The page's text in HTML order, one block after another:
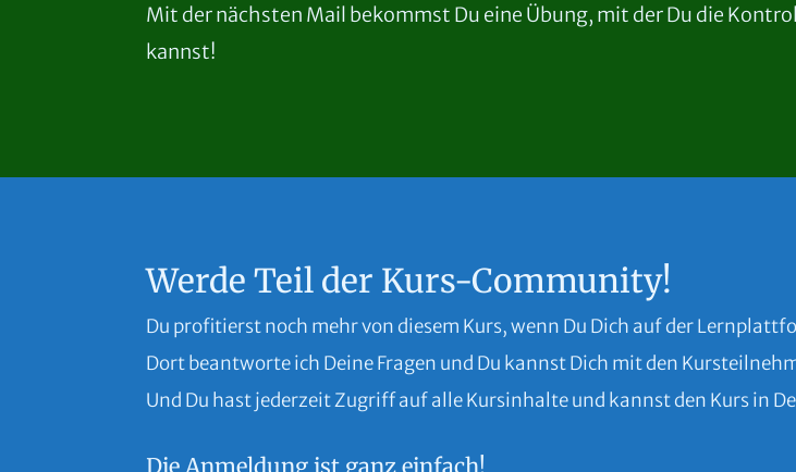
Mit der nächsten Mail bekommst Du eine Übung, mit der Du die
kannst!
Werde Teil der Kurs-Community!
Du profitierst noch mehr von diesem Kurs, wenn Du Dich auf der
Dort beantworte ich Deine Fragen und Du kannst Dich mit den
Und Du hast jederzeit Zugriff auf alle Kursinhalte und kannst den Kurs in
Die Anmeldung ist ganz einfach!